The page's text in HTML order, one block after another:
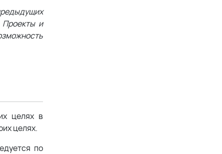
Проекты и
целях в
целях.
по